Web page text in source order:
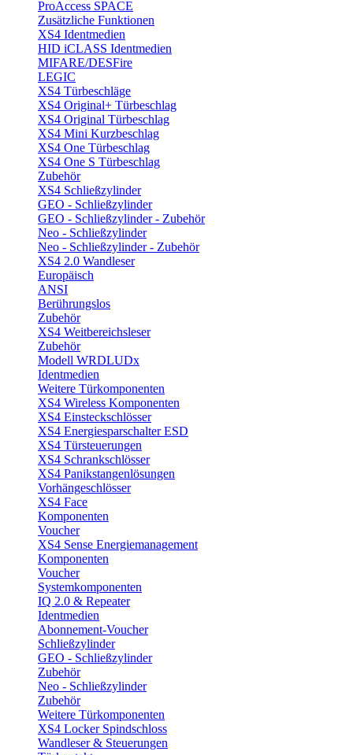
ProAccess SPACE
Zusätzliche Funktionen
XS4 Identmedien
HID iCLASS Identmedien
MIFARE/DESFire
LEGIC
XS4 Türbeschläge
XS4 Original+ Türbeschlag
XS4 Original Türbeschlag
XS4 Mini Kurzbeschlag
XS4 One Türbeschlag
XS4 One S Türbeschlag
Zubehör
XS4 Schließzylinder
GEO - Schließzylinder
GEO - Schließzylinder - Zubehör
Neo - Schließzylinder
Neo - Schließzylinder - Zubehör
XS4 2.0 Wandleser
Europäisch
ANSI
Berührungslos
Zubehör
XS4 Weitbereichsleser
Zubehör
Modell WRDLUDx
Identmedien
Weitere Türkomponenten
XS4 Wireless Komponenten
XS4 Einsteckschlösser
XS4 Energiesparschalter ESD
XS4 Türsteuerungen
XS4 Schrankschlösser
XS4 Panikstangenlösungen
Vorhängeschlösser
XS4 Face
Komponenten
Voucher
XS4 Sense Energiemanagement
Komponenten
Voucher
Systemkomponenten
IQ 2.0 & Repeater
Identmedien
Abonnement-Voucher
Schließzylinder
GEO - Schließzylinder
Zubehör
Neo - Schließzylinder
Zubehör
Weitere Türkomponenten
XS4 Locker Spindschloss
Wandleser & Steuerungen